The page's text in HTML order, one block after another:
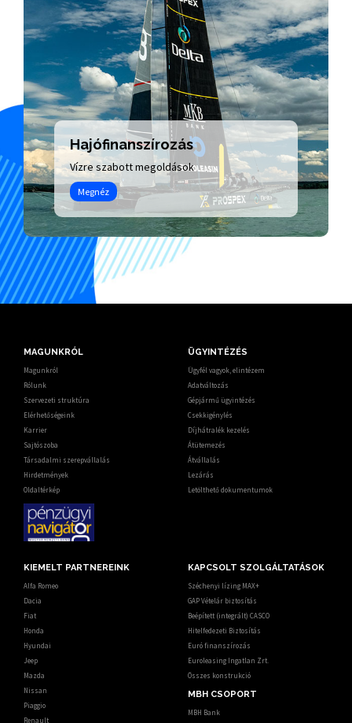
Hajófinanszírozás
Vízre szabott megoldások
Megnéz
MAGUNKRÓL
Magunkról
Rólunk
Szervezeti struktúra
Elérhetőségeink
Karrier
Sajtószoba
Társadalmi szerepvállalás
Hirdetmények
Oldaltérkép
ÜGYINTÉZÉS
Ügyfél vagyok, elintézem
Adatváltozás
Gépjármű ügyintézés
Csekkigénylés
Díjhátralék kezelés
Átütemezés
Átvállalás
Lezárás
Letölthető dokumentumok
KIEMELT PARTNEREINK
Alfa Romeo
Dacia
Fiat
Honda
Hyundai
Jeep
Mazda
Nissan
Piaggio
Renault
KAPCSOLT SZOLGÁLTATÁSOK
Széchenyi lízing MAX+
GAP Vételár biztosítás
Beépített (integrált) CASCO
Hitelfedezeti Biztosítás
Euró finanszírozás
Euroleasing Ingatlan Zrt.
Összes konstrukció
MBH CSOPORT
MBH Bank